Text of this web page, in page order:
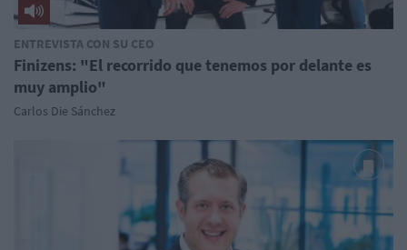
ENTREVISTA CON SU CEO
Finizens: "El recorrido que tenemos por delante es
muy amplio"
Carlos Die Sánchez